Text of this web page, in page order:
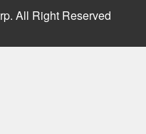
All Right Reserved